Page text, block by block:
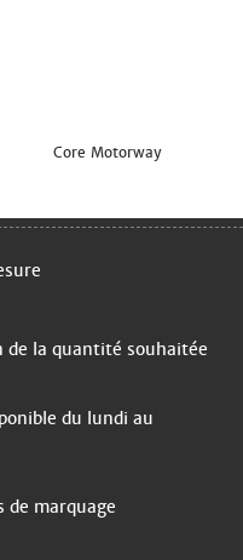
Core Motorway
de la quantité souhaitée
du lundi au
de marquage